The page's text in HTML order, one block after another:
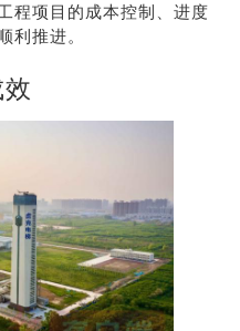
程项目的成本控制、进度
利推进。